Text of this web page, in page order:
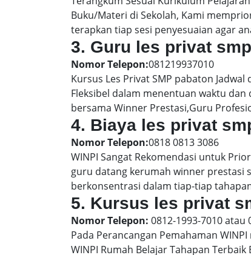
Buku/Materi di Sekolah, Kami
terapkan tiap sesi penyesuaian agar
3. Guru les privat
Nomor Telepon:081219937010
Kursus Les Privat SMP pabaton
Fleksibel dalam menentuan waktu
bersama Winner Prestasi,Guru
4. Biaya les privat
Nomor Telepon:0818 0813 3086
WINPI Sangat Rekomendasi untuk
guru datang kerumah winner prestasi
berkonsentrasi dalam tiap-tiap
5. Kursus les privat
Nomor Telepon: 0812-1993-7010 atau
Pada Perancangan Pemahaman
WINPI Rumah Belajar Tahapan